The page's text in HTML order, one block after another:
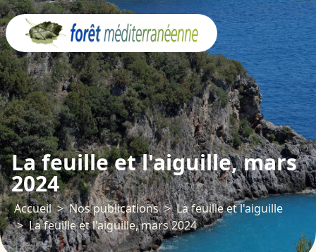
La feuille et l'aiguille, mars
2024
Accueil Nos publications
La feuille et l'aiguille
La feuille et l'aiguille, mars 2024
Panneau de gestion des cookies